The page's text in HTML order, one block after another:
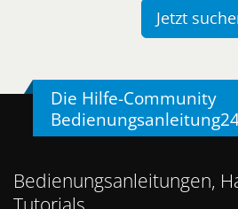
Jetzt
Die Hilfe-Community
Bedienungsanleitungen,